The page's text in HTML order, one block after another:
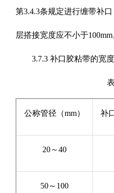
第3.4.3条规定进行缠带补
层搭接宽度应不小于100mm
3.7.3 补口胶粘带的宽度
公称管径（mm） 补
20～40
50～100